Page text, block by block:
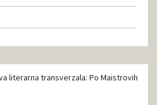
literarna transverzala: Po Maistrovih